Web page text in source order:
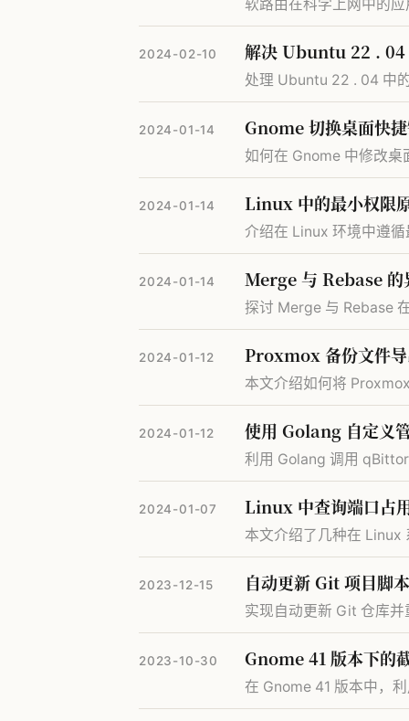
软路由在科学上网中的
2024-02-10 解决 Ubuntu 22 . 04
处理 Ubuntu 22 . 04 中
2024-01-14 Gnome 切换桌面快
如何在 Gnome 中修改
2024-01-14 Linux 中的最小权限
介绍在 Linux 环境中遵
2024-01-14 Merge 与 Rebase 的
探讨 Merge 与 Rebase
2024-01-12 Proxmox 备份文件
本文介绍如何将
2024-01-12 使用 Golang 自定义
利用 Golang 调用
2024-01-07 Linux 中查询端口占
本文介绍了几种在 Linux
2023-12-15 自动更新 Git 项目脚本
实现自动更新 Git 仓库
2023-10-30 Gnome 41 版本下的
在 Gnome 41 版本中，